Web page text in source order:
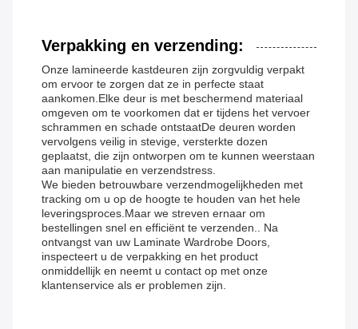
Verpakking en verzending:
Onze lamineerde kastdeuren zijn zorgvuldig verpakt
om ervoor te zorgen dat ze in perfecte staat
aankomen.Elke deur is met beschermend materiaal
omgeven om te voorkomen dat er tijdens het vervoer
schrammen en schade ontstaatDe deuren worden
vervolgens veilig in stevige, versterkte dozen
geplaatst, die zijn ontworpen om te kunnen weerstaan
aan manipulatie en verzendstress.
We bieden betrouwbare verzendmogelijkheden met
tracking om u op de hoogte te houden van het hele
leveringsproces.Maar we streven ernaar om
bestellingen snel en efficiënt te verzenden.. Na
ontvangst van uw Laminate Wardrobe Doors,
inspecteert u de verpakking en het product
onmiddellijk en neemt u contact op met onze
klantenservice als er problemen zijn.